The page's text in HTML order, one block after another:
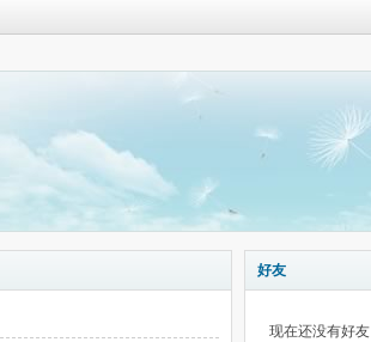
好友
现在还没有好友